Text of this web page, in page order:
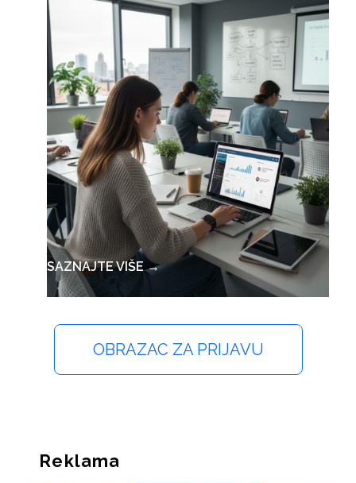
SAZNAJTE VIŠE →
OBRAZAC ZA PRIJAVU
Reklama